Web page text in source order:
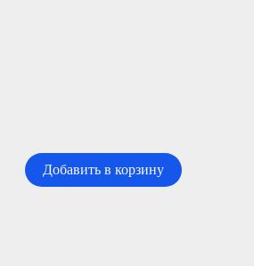
Добавить в корзину